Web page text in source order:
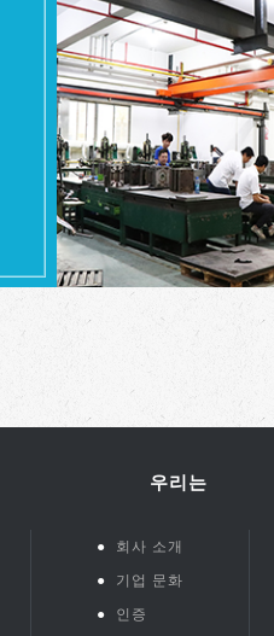
우리는
● 회사 소개
● 기업 문화
● 인증